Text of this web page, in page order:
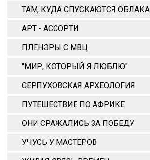
ТАМ, КУДА СПУСКАЮТСЯ ОБЛАКА
АРТ - АССОРТИ
ПЛЕНЭРЫ С МВЦ
"МИР, КОТОРЫЙ Я ЛЮБЛЮ"
СЕРПУХОВСКАЯ АРХЕОЛОГИЯ
ПУТЕШЕСТВИЕ ПО АФРИКЕ
ОНИ СРАЖАЛИСЬ ЗА ПОБЕДУ
УЧУСЬ У МАСТЕРОВ